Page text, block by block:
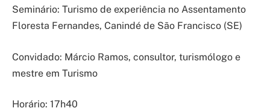
Seminário: Turismo de experiência no Assentamento
Floresta Fernandes, Canindé de São Francisco (SE)
Convidado: Márcio Ramos, consultor, turismólogo e
mestre em Turismo
Horário: 17h40